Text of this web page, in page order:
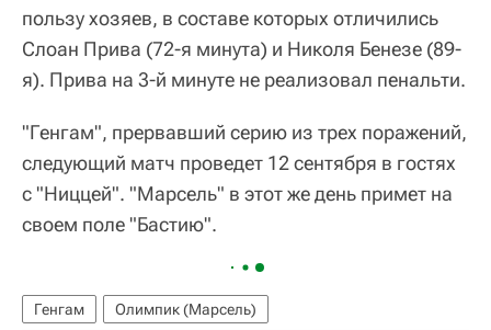
пользу хозяев, в составе которых отличились
Слоан Прива (72-я минута) и Николя Бенезе (89-
я). Прива на 3-й минуте не реализовал пенальти.
"Генгам", прервавший серию из трех поражений,
следующий матч проведет 12 сентября в гостях
с "Ниццей". "Марсель" в этот же день примет на
своем поле "Бастию".
Генгам Олимпик (Марсель)